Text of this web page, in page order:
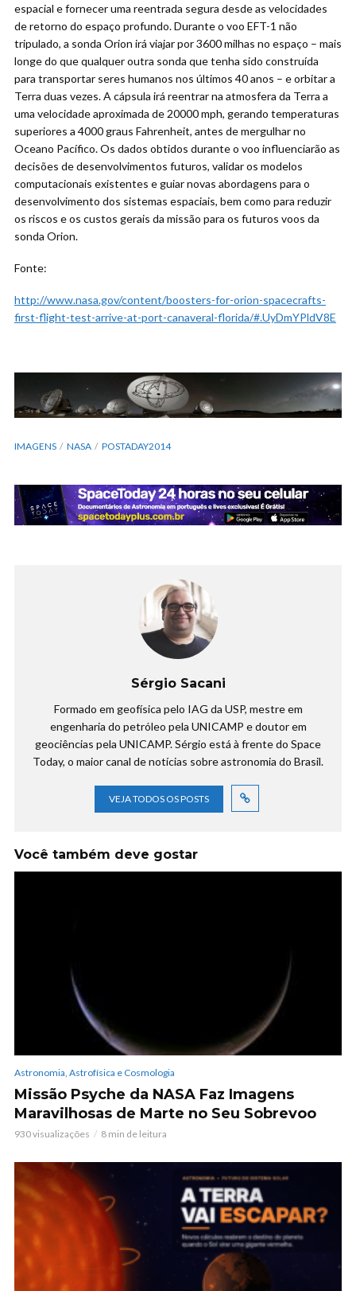
espacial e fornecer uma reentrada segura desde as velocidades
de retorno do espaço profundo. Durante o voo EFT-1 não
tripulado, a sonda Orion irá viajar por 3600 milhas no espaço – mais
longe do que qualquer outra sonda que tenha sido construída
para transportar seres humanos nos últimos 40 anos – e orbitar a
Terra duas vezes. A cápsula irá reentrar na atmosfera da Terra a
uma velocidade aproximada de 20000 mph, gerando temperaturas
superiores a 4000 graus Fahrenheit, antes de mergulhar no
Oceano Pacífico. Os dados obtidos durante o voo influenciarão as
decisões de desenvolvimentos futuros, validar os modelos
computacionais existentes e guiar novas abordagens para o
desenvolvimento dos sistemas espaciais, bem como para reduzir
os riscos e os custos gerais da missão para os futuros voos da
sonda Orion.
Fonte:
http://www.nasa.gov/content/boosters-for-orion-spacecrafts-
first-flight-test-arrive-at-port-canaveral-florida/#.UyDmYPldV8E
IMAGENS NASA POSTADAY2014
Sérgio Sacani
Formado em geofísica pelo IAG da USP, mestre em
engenharia do petróleo pela UNICAMP e doutor em
geociências pela UNICAMP. Sérgio está à frente do Space
Today, o maior canal de notícias sobre astronomia do Brasil.
VEJA TODOS OS POSTS
Você também deve gostar
Astronomia, Astrofísica e Cosmologia
Missão Psyche da NASA Faz Imagens
Maravilhosas de Marte no Seu Sobrevoo
930 visualizações 8 min de leitura